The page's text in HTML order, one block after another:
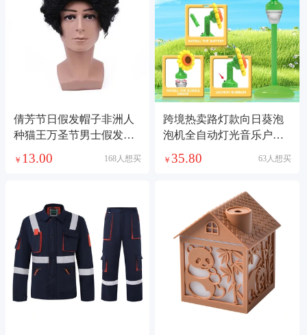
倩芳节日假发帽子非洲人
种猫王万圣节男士假发说
presley1221
￥ 13.00 168人想买
跨境热卖路灯款向日葵泡
泡机全自动灯光音乐户外
￥ 35.80 63人想买